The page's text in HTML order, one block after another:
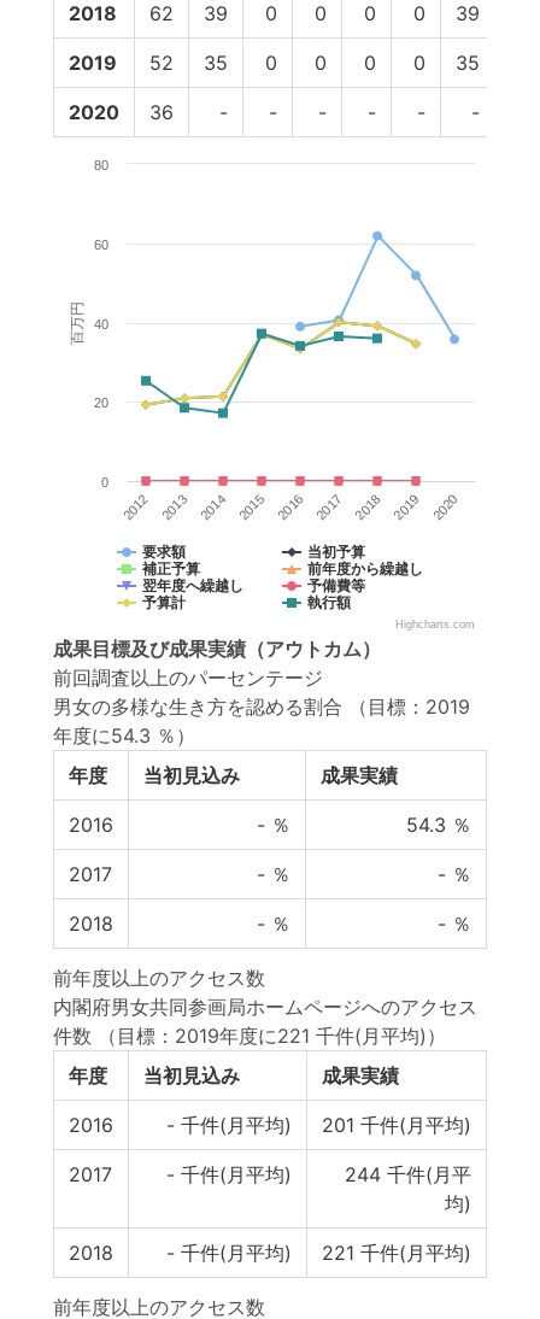
2018 62 39 0 0 0 0 39
2019 52 35 0 0 0 0 35
2020 36 - - - - - -
百万円
要求額
当初予算
補正予算
前年度から繰越し
翌年度へ繰越し
予備費等
予算計
執行額
2012 2013 2014 2015 2016 2017 2018 2019 2020
0
20
40
60
80
Highcharts.com
成果目標及び成果実績 （アウトカム）
前回調査以上のパーセンテージ
男女の多様な生き方を認める割合
（目標：2019
年度に54.3 ％）
年度
当初見込み 成果実績
2016 - ％ 54.3 ％
2017 - ％ - ％
2018 - ％ - ％
前年度以上のアクセス数
内閣府男女共同参画局ホームページへのアクセス
件数
（目標：2019年度に221 千件(月平均)）
年度
当初見込み 成果実績
2016 - 千件(月平均) 201 千件(月平均)
2017 - 千件(月平均) 244 千件(月平
均)
2018 - 千件(月平均) 221 千件(月平均)
前年度以上のアクセス数